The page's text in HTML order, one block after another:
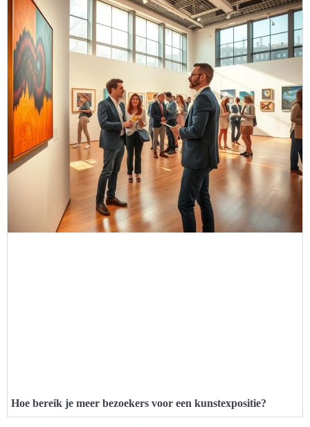
Hoe bereik je meer bezoekers voor een kunstexpositie?